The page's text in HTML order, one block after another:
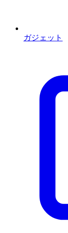
ガジェット